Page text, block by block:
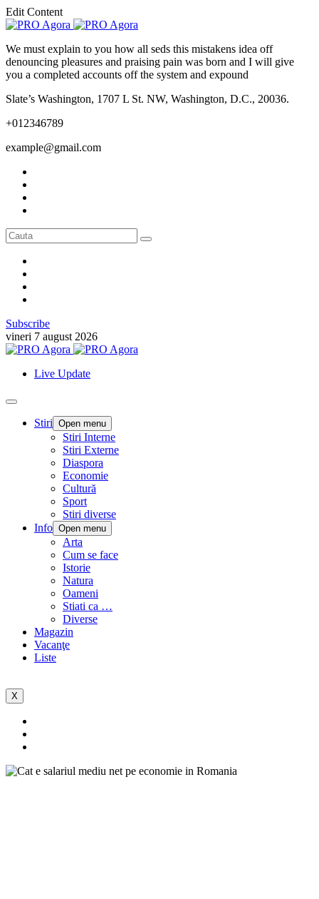
Edit Content
We must explain to you how all seds this mistakens idea off
denouncing pleasures and praising pain was born and I will give
you a completed accounts off the system and expound
Slate’s Washington, 1707 L St. NW, Washington, D.C., 20036.
+012346789
example@gmail.com
Subscribe
vineri 7 august 2026
Live Update
Stiri Open menu
Stiri Interne
Stiri Externe
Diaspora
Economie
Cultură
Sport
Stiri diverse
Info Open menu
Arta
Cum se face
Istorie
Natura
Oameni
Stiati ca …
Diverse
Magazin
Vacanţe
Liste
X